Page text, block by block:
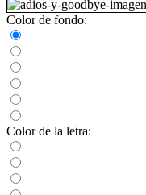
Color de fondo:
Color de la letra: